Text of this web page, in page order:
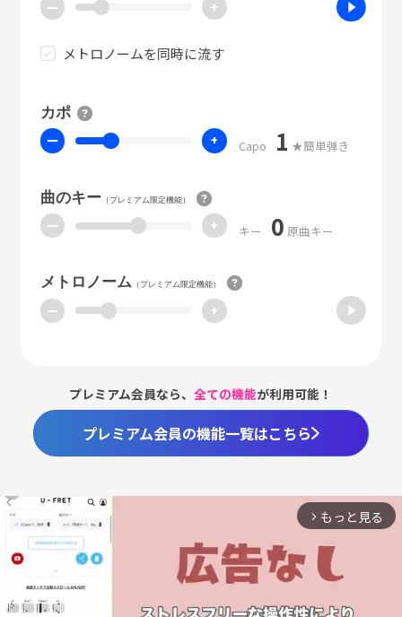
ー +
メトロノームを同時に流す
カポ
ー + Capo 1 ★簡単弾き
曲のキー（プレミアム限定機能）
ー + キー 0 原曲キー
メトロノーム（プレミアム限定機能）
ー +
プレミアム会員なら、全ての機能が利用可能！
プレミアム会員の機能一覧はこちら
arrow_forward_ios もっと見る